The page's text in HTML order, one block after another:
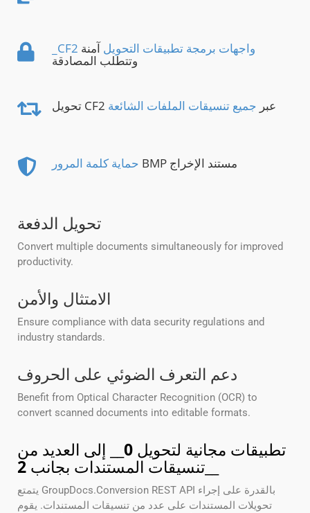
_CF2 واجهات برمجة تطبيقات التحويل آمنة
وتتطلب المصادقة
تحويل CF2 عبر جميع تنسيقات الملفات الشائعة
حماية كلمة المرور BMP مستند الإخراج
تحويل الدفعة
Convert multiple documents simultaneously for improved
productivity.
الامتثال والأمن
Ensure compliance with data security regulations and
industry standards.
دعم التعرف الضوئي على الحروف
Benefit from Optical Character Recognition (OCR) to
convert scanned documents into editable formats.
تطبيقات مجانية لتحويل 0 __ إلى العديد من
تنسيقات المستندات بجانب 2
يتمتع GroupDocs.Conversion REST API بالقدرة على إجراء
تحويلات المستندات على عدد من تنسيقات المستندات. يقوم